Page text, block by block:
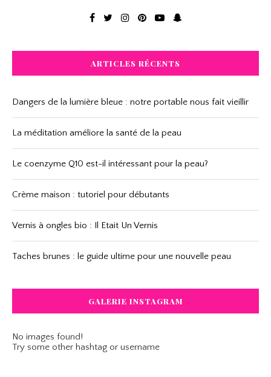
ARTICLES RÉCENTS
Dangers de la lumière bleue : notre portable nous fait vieillir
La méditation améliore la santé de la peau
Le coenzyme Q10 est-il intéressant pour la peau?
Crème maison : tutoriel pour débutants
Vernis à ongles bio : Il Etait Un Vernis
Taches brunes : le guide ultime pour une nouvelle peau
GALERIE INSTAGRAM
No images found!
Try some other hashtag or username